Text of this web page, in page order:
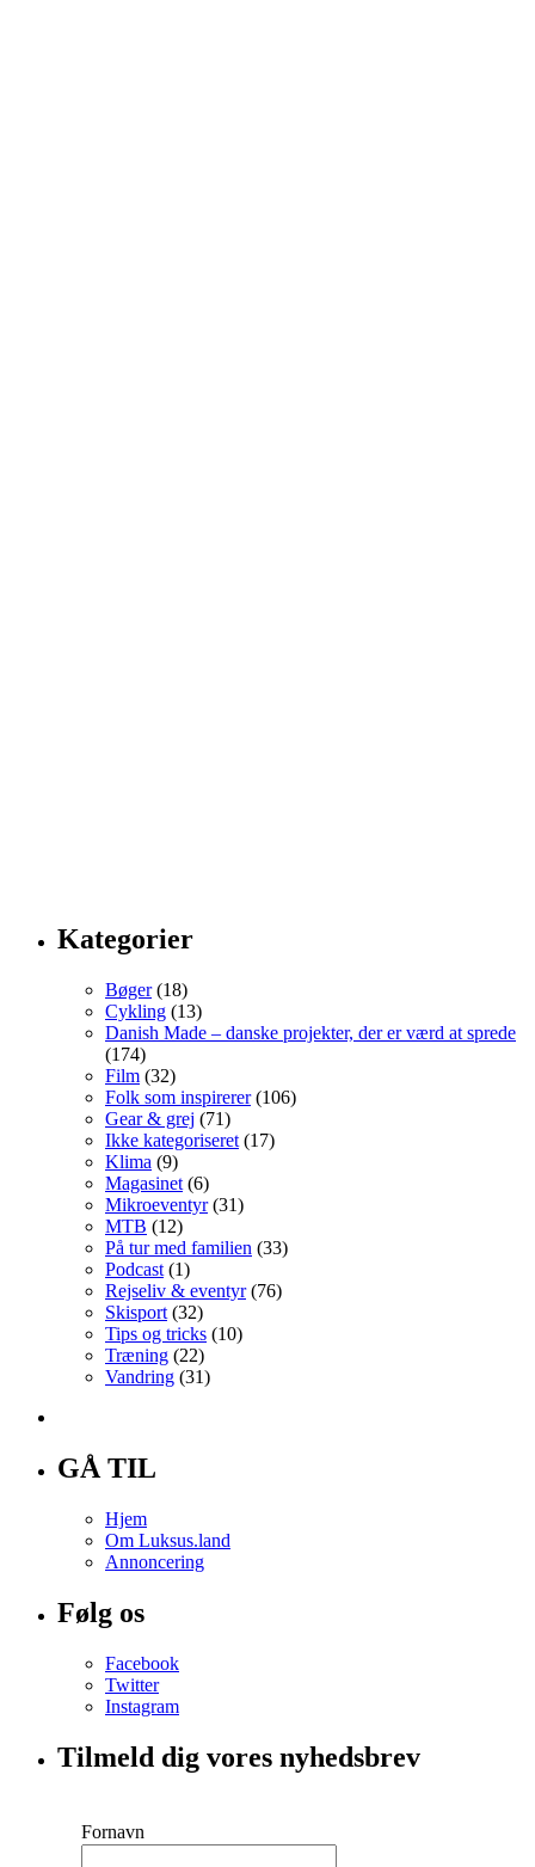
Kategorier
Bøger(18)
Cykling (13)
Danish Made – danske projekter, der er værd at sprede
(174)
Film (32)
Folk som inspirerer(106)
Gear & grej (71)
Ikke kategoriseret (17)
Klima (9)
Magasinet (6)
Mikroeventyr(31)
MTB (12)
På tur med familien (33)
Podcast (1)
Rejseliv & eventyr(76)
Skisport (32)
Tips og tricks (10)
Træning (22)
Vandring (31)
GÅ TIL
Hjem
Om Luksus.land
Annoncering
Følg os
Facebook
Twitter
Instagram
Tilmeld dig vores nyhedsbrev
Fornavn